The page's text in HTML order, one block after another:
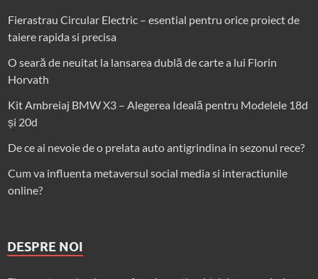
Fierastrau Circular Electric – esential pentru orice proiect de
taiere rapida si precisa
O seară de neuitat la lansarea dublă de carte a lui Florin
Horvath
Kit Ambreiaj BMW X3 – Alegerea Ideală pentru Modelele 18d
și 20d
De ce ai nevoie de o prelata auto antigrindina in sezonul rece?
Cum va influenta metaversul social media si interactiunile
online?
DESPRE NOI